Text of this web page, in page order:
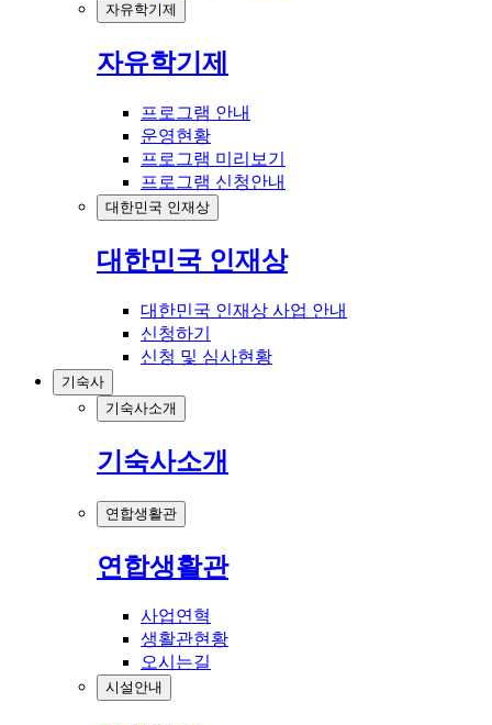
자유학기제
자유학기제
프로그램 안내
운영현황
프로그램 미리보기
프로그램 신청안내
대한민국 인재상
대한민국 인재상
대한민국 인재상 사업 안내
신청하기
신청 및 심사현황
기숙사
기숙사소개
기숙사소개
연합생활관
연합생활관
사업연혁
생활관현황
오시는길
시설안내